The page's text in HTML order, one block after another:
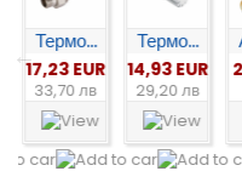
Термо...
14,93 EUR
29,20 лв
Адапт...
2,39 EUR
4,67 лв